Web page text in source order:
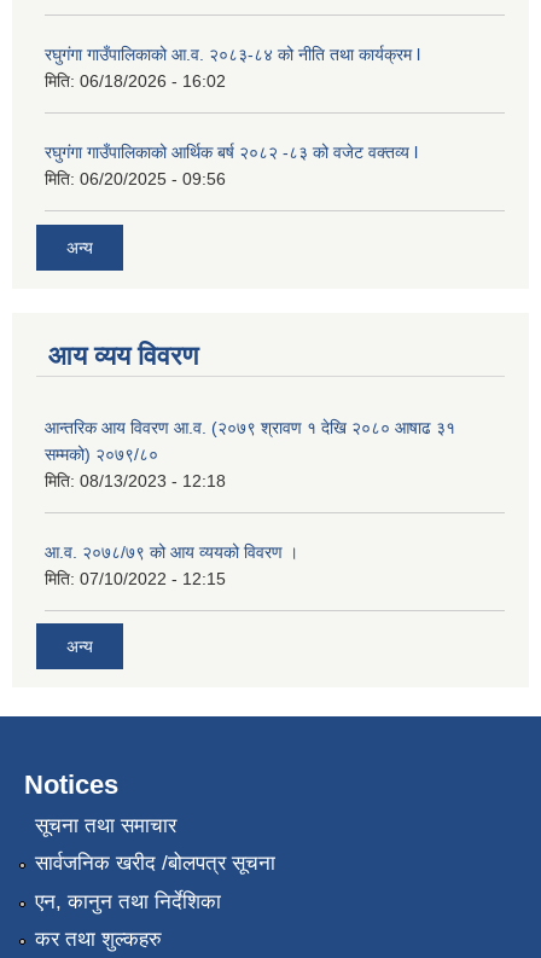
रघुगंगा गाउँपालिकाको आ.व. २०८३-८४ को नीति तथा कार्यक्रम l
मिति: 06/18/2026 - 16:02
रघुगंगा गाउँपालिकाको आर्थिक बर्ष २०८२ -८३ को वजेट वक्तव्य l
मिति: 06/20/2025 - 09:56
अन्य
आय व्यय विवरण
आन्तरिक आय विवरण आ.व. (२०७९ श्रावण १ देखि २०८० आषाढ ३१
सम्मको) २०७९/८०
मिति: 08/13/2023 - 12:18
आ.व. २०७८/७९ को आय व्ययको विवरण ।
मिति: 07/10/2022 - 12:15
अन्य
Notices
सूचना तथा समाचार
सार्वजनिक खरीद /बोलपत्र सूचना
एन, कानुन तथा निर्देशिका
कर तथा शुल्कहरु